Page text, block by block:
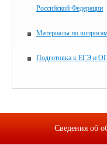
Российской Федерации
Материалы по
Подготовка к ЕГЭ и
Сведения об